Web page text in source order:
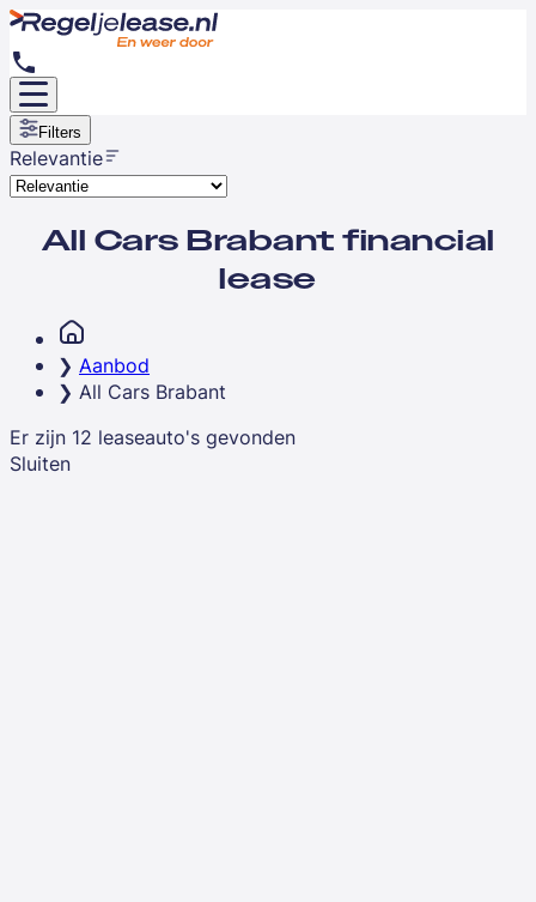
Filters
Relevantie
All Cars Brabant financial
lease
Aanbod
All Cars Brabant
Er zijn 12 leaseauto's gevonden
Sluiten